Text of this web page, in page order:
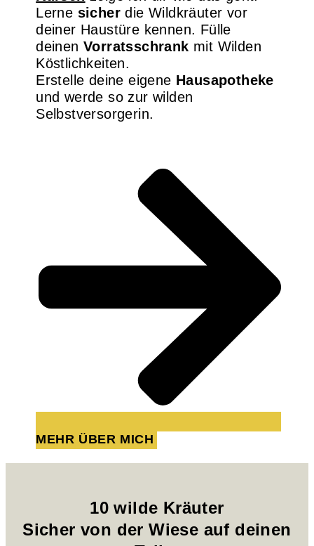
Lerne sicher die Wildkräuter vor
deiner Haustüre kennen. Fülle
deinen Vorratsschrank mit Wilden
Köstlichkeiten.
Erstelle deine eigene Hausapotheke
und werde so zur wilden
Selbstversorgerin.
MEHR ÜBER MICH
10 wilde Kräuter
Sicher von der Wiese auf deinen